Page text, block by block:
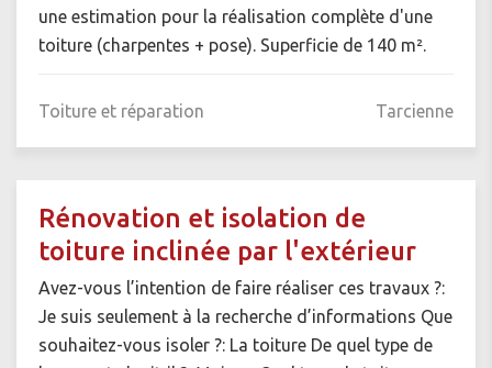
une estimation pour la réalisation complète d'une
toiture (charpentes + pose). Superficie de 140 m².
Toiture et réparation Tarcienne
Rénovation et isolation de
toiture inclinée par l'extérieur
Avez-vous l’intention de faire réaliser ces travaux ?:
Je suis seulement à la recherche d’informations Que
souhaitez-vous isoler ?: La toiture De quel type de